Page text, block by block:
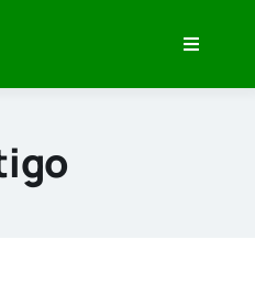
Toggle